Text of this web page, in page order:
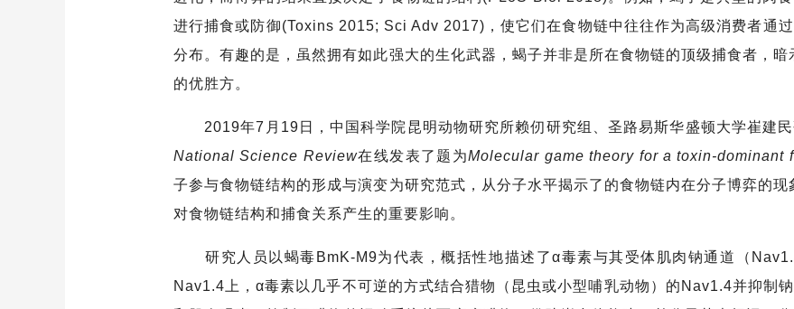
进行捕食或防御(Toxins 2015; Sci Adv 2017)，使它们在食物链中往往作为高级消费者通
分布。有趣的是，虽然拥有如此强大的生化武器，蝎子并非是所在食物链的顶级捕食者，
的优胜方。
2019年7月19日，中国科学院昆明动物研究所赖仞研究组、圣路易斯华盛顿大学崔建民
National Science Review在线发表了题为Molecular game theory for a toxin-dominant
子参与食物链结构的形成与演变为研究范式，从分子水平揭示了的食物链内在分子博弈的
对食物链结构和捕食关系产生的重要影响。
研究人员以蝎毒BmK-M9为代表，概括性地描述了α毒素与其受体肌肉钠通道（
Nav1.4上，α毒素以几乎不可逆的方式结合猎物（昆虫或小型哺乳动物）的Nav1.4并抑制